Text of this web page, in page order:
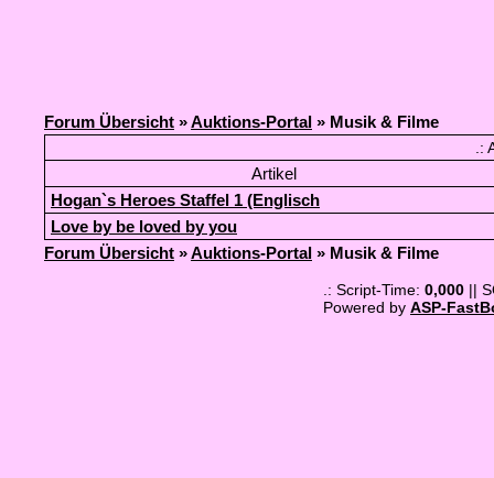
Forum Übersicht »Auktions-Portal » Musik & Filme
.:
Artikel
Hogan`s Heroes Staffel 1 (Englisch
Love by be loved by you
Forum Übersicht »Auktions-Portal » Musik & Filme
.: Script-Time: 0,000 ||
Powered by ASP-